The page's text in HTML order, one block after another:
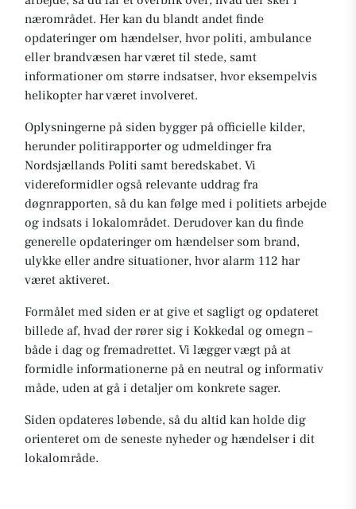
nærområdet. Her kan du blandt andet finde
opdateringer om hændelser, hvor politi, ambulance
eller brandvæsen har været til stede, samt
informationer om større indsatser, hvor eksempelvis
helikopter har været involveret.
Oplysningerne på siden bygger på officielle kilder,
herunder politirapporter og udmeldinger fra
Nordsjællands Politi samt beredskabet. Vi
videreformidler også relevante uddrag fra
døgnrapporten, så du kan følge med i politiets arbejde
og indsats i lokalområdet. Derudover kan du finde
generelle opdateringer om hændelser som brand,
ulykke eller andre situationer, hvor alarm 112 har
været aktiveret.
Formålet med siden er at give et sagligt og opdateret
billede af, hvad der rører sig i Kokkedal og omegn –
både i dag og fremadrettet. Vi lægger vægt på at
formidle informationerne på en neutral og informativ
måde, uden at gå i detaljer om konkrete sager.
Siden opdateres løbende, så du altid kan holde dig
orienteret om de seneste nyheder og hændelser i dit
lokalområde.